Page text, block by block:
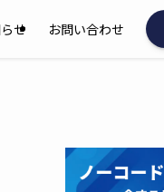
せ お問い合わせ